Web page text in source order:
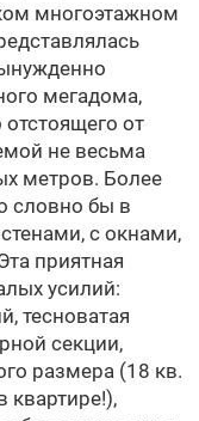
многоэтажном
мегадома,
от
не весьма
метров. Более
словно бы в
с окнами,
приятная
усилий:
тесноватая
секции,
размера (18 кв.
квартире!),